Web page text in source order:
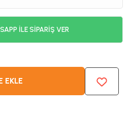
İLE SİPARİŞ VER
EKLE